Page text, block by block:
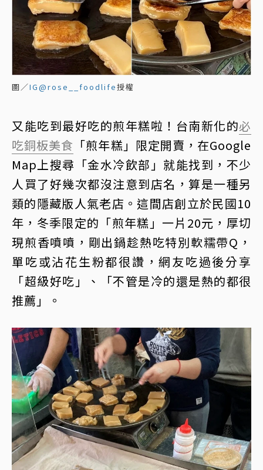
圖／IG@rose__foodlife授權
又能吃到最好吃的煎年糕啦！台南新化的必
吃銅板美食 「煎年糕」限定開賣，在Google
Map上搜尋「金水冷飲部」就能找到，不少
人買了好幾次都沒注意到店名，算是一種另
類的隱藏版人氣老店。這間店創立於民國10
年，冬季限定的「煎年糕」一片20元，厚切
現煎香噴噴，剛出鍋趁熱吃特別軟糯帶Q，
單吃或沾花生粉都很讚，網友吃過後分享
「超級好吃」、「不管是冷的還是熱的都很
推薦」。